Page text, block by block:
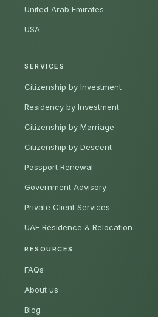
United Arab Emirates
USA
SERVICES
Citizenship by Investment
Residency by Investment
Citizenship by Marriage
Citizenship by Descent
Passport Renewal
Government Advisory
Private Client Services
UAE Residence & Relocation
RESOURCES
FAQs
About us
Blog